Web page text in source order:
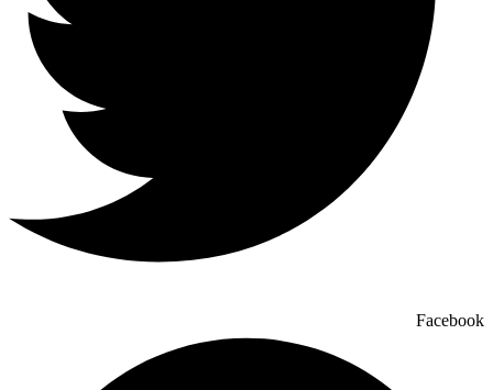
Facebook